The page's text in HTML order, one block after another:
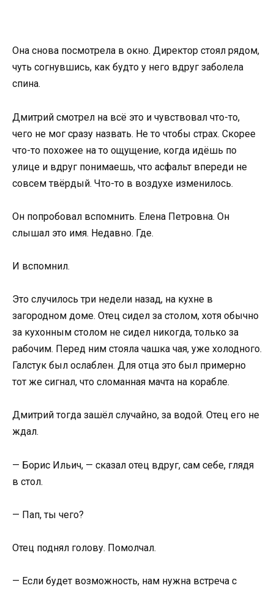
Она снова посмотрела в окно. Директор стоял рядом,
чуть согнувшись, как будто у него вдруг заболела
спина.
Дмитрий смотрел на всё это и чувствовал что-то,
чего не мог сразу назвать. Не то чтобы страх. Скорее
что-то похожее на то ощущение, когда идёшь по
улице и вдруг понимаешь, что асфальт впереди не
совсем твёрдый. Что-то в воздухе изменилось.
Он попробовал вспомнить. Елена Петровна. Он
слышал это имя. Недавно. Где.
И вспомнил.
Это случилось три недели назад, на кухне в
загородном доме. Отец сидел за столом, хотя обычно
за кухонным столом не сидел никогда, только за
рабочим. Перед ним стояла чашка чая, уже холодного.
Галстук был ослаблен. Для отца это был примерно
тот же сигнал, что сломанная мачта на корабле.
Дмитрий тогда зашёл случайно, за водой. Отец его не
ждал.
— Борис Ильич, — сказал отец вдруг, сам себе, глядя
в стол.
— Пап, ты чего?
Отец поднял голову. Помолчал.
— Если будет возможность, нам нужна встреча с